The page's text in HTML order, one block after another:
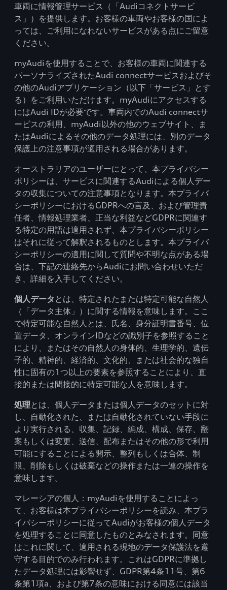
車両に情報管理サービス（「Audiコネクトサービ
ス」）を提供します。お客様の車両やお客様の国によ
っては、ご利用になれないサービスがある点にご留意
ください。
myAudiを使用することで、お客様の車両に関連する
パーソナライズされたAudi connectサービスおよびそ
の他のAudiアプリケーション（以下「サービス」とす
る）をご利用いただけます。myAudiにアクセスする
にはAudi IDが必要です。車両内でのAudi connectサ
ービスの利用、myAudi以外の他のウェブサイト、ま
たはAudiによるその他のデータ処理には、別のデータ
保護上の注意事項が適用される場合があります。
オーストラリアのユーザーにとって、本プライバシー
ポリシーは、サービスに関連するAudiによる個人デー
タの収集についての注意事項となります。本プライバ
シーポリシーにおけるGDPRへの言及、および管理責
任者、情報処理業者、正当な利益などGDPRに関連す
る特定の用語は適用されず、本プライバシーポリシー
はそれに従って解釈されるものとします。本プライバ
シーポリシーの適用に関して質問や不明な点がある場
合は、下記の連絡先からAudiにお問い合わせいただ
き、詳細を入手してください。
個人データ とは、特定されたまたは特定可能な自然人
（「データ主体」）に関する情報を意味します。ここ
で特定可能な自然人とは、氏名、身分証明書番号、位
置データ、オンラインIDなどの識別子を参照すること
により、またはその自然人の身体的、生理学的、遺伝
子的、精神的、経済的、文化的、または社会的な独自
性に固有の1つ以上の要素を参照することにより、直
接的または間接的に特定可能な人を意味します。
処理 とは、個人データまたは個人データのセットに対
し、自動化された、または自動化されていない手段に
より実行される、収集、記録、編成、構成、保存、翻
案もしくは変更、送信、配布またはその他の形で利用
可能にすることによる開示、整列もしくは合体、制
限、削除もしくは破棄などの操作または一連の操作を
意味します。
マレーシアの個人：myAudiを使用することによっ
て、お客様は本プライバシーポリシーを読み、本プラ
イバシーポリシーに従ってAudiがお客様の個人データ
を処理することに同意したものとみなされます。同意
はこれに関して、適用される現地のデータ保護法を遵
守する目的でのみ行われます。これはGDPRに準拠し
たデータ処理には影響せず、GDPR第4条11号、第6
条第1項a、および第7条の意味における同意には該当